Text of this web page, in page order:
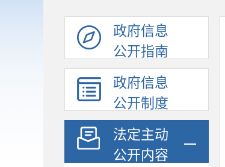
政府信息
公开指南
政府信息
公开制度
法定主动
公开内容